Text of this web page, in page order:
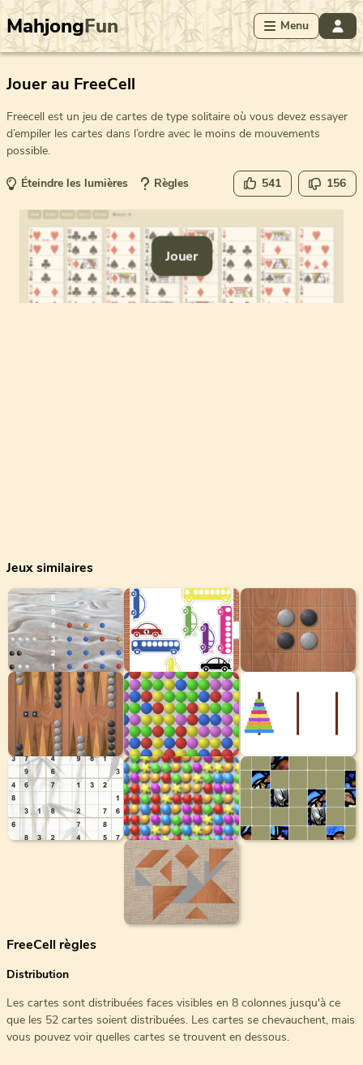
MahjongFun Menu
Jouer au FreeCell
Freecell est un jeu de cartes de type solitaire où vous devez essayer
d’empiler les cartes dans l’ordre avec le moins de mouvements
possible.
Éteindre les lumières Règles 541 156
Jouer
Jeux similaires
FreeCell règles
Distribution
Les cartes sont distribuées faces visibles en 8 colonnes jusqu'à ce
que les 52 cartes soient distribuées. Les cartes se chevauchent, mais
vous pouvez voir quelles cartes se trouvent en dessous.